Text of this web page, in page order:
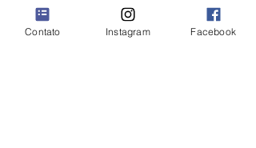
Contacto
Contato Instagram Facebook